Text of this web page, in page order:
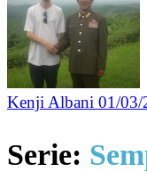
Kenji Albani 01/03/
Serie: